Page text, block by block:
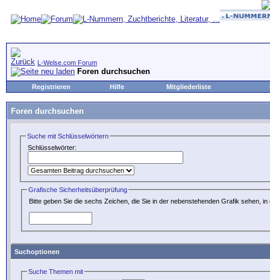
L-Welse.com Forum
Foren durchsuchen
Registrieren Hilfe Mitgliederliste
Foren durchsuchen
Suche mit Schlüsselwörtern
Schlüsselwörter:
Grafische Sicherheitsüberprüfung
Bitte geben Sie die sechs Zeichen, die Sie in der nebenstehenden Grafik sehen, in
Suchoptionen
Suche Themen mit